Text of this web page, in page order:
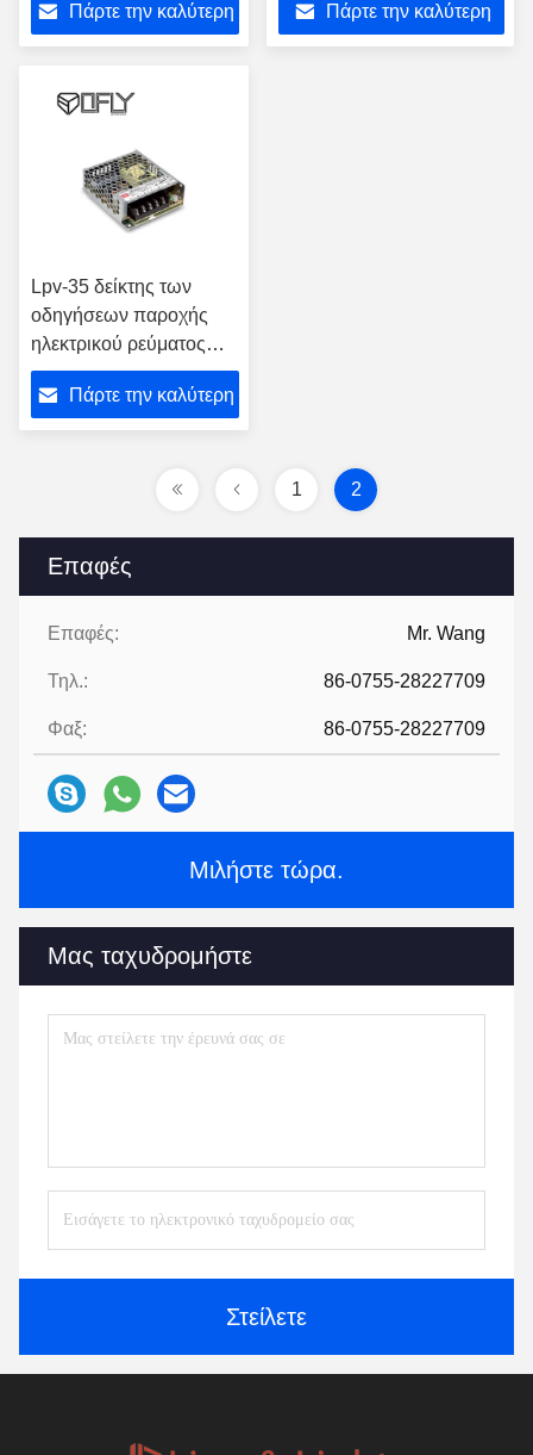
Επαφές
Επαφές: Mr. Wang
Τηλ.: 86-0755-28227709
Φαξ: 86-0755-28227709
Μιλήστε τώρα.
Μας ταχυδρομήστε
Στείλετε
εύκολη να εγκαταστήσει
την παραγωγή 100Watts
Πάρτε την καλύτερη
αποδοτικό λουρίδων των
οδηγήσεων
Πάρτε την καλύτερη
Lpv-35 δείκτης των
οδηγήσεων παροχής
ηλεκτρικού ρεύματος
φωτισμού των
εσωτερικών οδηγήσεων
IP20 για τη δύναμη
Πάρτε την καλύτερη
1 2